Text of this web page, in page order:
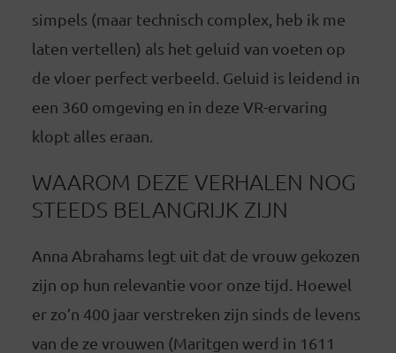
simpels (maar technisch complex, heb ik me
laten vertellen) als het geluid van voeten op
de vloer perfect verbeeld. Geluid is leidend in
een 360 omgeving en in deze VR-ervaring
klopt alles eraan.
WAAROM DEZE VERHALEN NOG
STEEDS BELANGRIJK ZIJN
Anna Abrahams legt uit dat de vrouw gekozen
zijn op hun relevantie voor onze tijd. Hoewel
er zo’n 400 jaar verstreken zijn sinds de levens
van de ze vrouwen (Maritgen werd in 1611